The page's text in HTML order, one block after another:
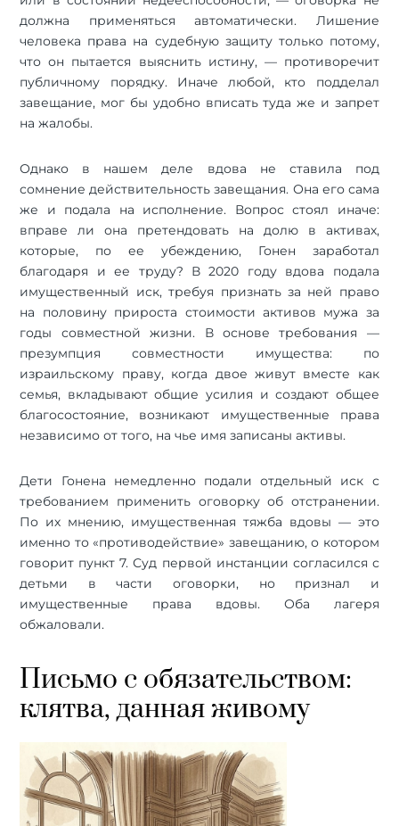
должна применяться автоматически. Лишение
человека права на судебную защиту только потому,
что он пытается выяснить истину, — противоречит
публичному порядку. Иначе любой, кто подделал
завещание, мог бы удобно вписать туда же и запрет
на жалобы.
Однако в нашем деле вдова не ставила под
сомнение действительность завещания. Она его сама
же и подала на исполнение. Вопрос стоял иначе:
вправе ли она претендовать на долю в активах,
которые, по ее убеждению, Гонен заработал
благодаря и ее труду? В 2020 году вдова подала
имущественный иск, требуя признать за ней право
на половину прироста стоимости активов мужа за
годы совместной жизни. В основе требования —
презумпция совместности имущества: по
израильскому праву, когда двое живут вместе как
семья, вкладывают общие усилия и создают общее
благосостояние, возникают имущественные права
независимо от того, на чье имя записаны активы.
Дети Гонена немедленно подали отдельный иск с
требованием применить оговорку об отстранении.
По их мнению, имущественная тяжба вдовы — это
именно то «противодействие» завещанию, о котором
говорит пункт 7. Суд первой инстанции согласился с
детьми в части оговорки, но признал и
имущественные права вдовы. Оба лагеря
обжаловали.
Письмо с обязательством:
клятва, данная живому